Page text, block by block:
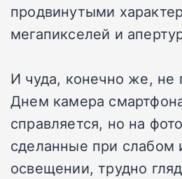
продвинутыми
мегапикселей и
И чуда, конечно же, не
Днем камера
справляется, но на
сделанные при слабом
освещении, трудно